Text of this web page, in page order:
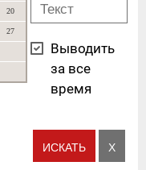
20
27
Выводить
за все
время